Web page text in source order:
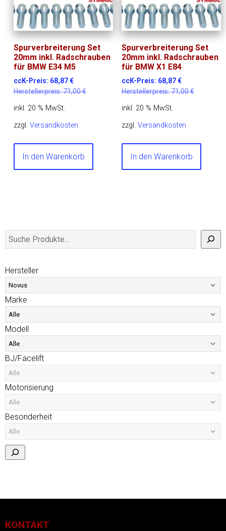
Spurverbreiterung Set
20mm inkl. Radschrauben
für BMW E34 M5
ccK-Preis: 68,87€
Herstellerpreis:71,00€
inkl. 20 % MwSt.
zzgl.Versandkosten
In den Warenkorb
Spurverbreiterung Set
20mm inkl. Radschrauben
für BMW X1 E84
ccK-Preis: 68,87€
Herstellerpreis:71,00€
inkl. 20 % MwSt.
zzgl. Versandkosten
In den Warenkorb
Hersteller
Marke
Modell
BJ/Facelift
Motorisierung
Besonderheit
KONTAKT